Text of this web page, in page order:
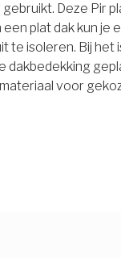
Deze Pir
plat dak kun je
te isoleren. Bij het
dakbedekking
voor